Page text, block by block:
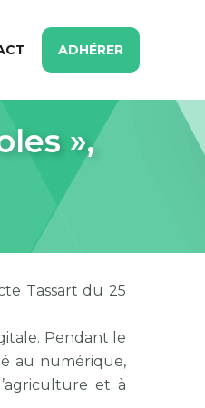
ADHÉRER
»,
Tassart du 25
Pendant le
au numérique,
et à